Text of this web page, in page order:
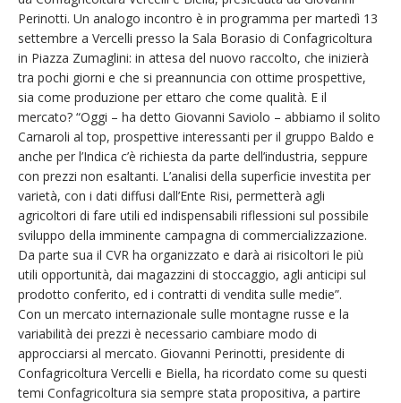
Perinotti. Un analogo incontro è in programma per martedì 13
settembre a Vercelli presso la Sala Borasio di Confagricoltura
in Piazza Zumaglini: in attesa del nuovo raccolto, che inizierà
tra pochi giorni e che si preannuncia con ottime prospettive,
sia come produzione per ettaro che come qualità. E il
mercato? “Oggi – ha detto Giovanni Saviolo – abbiamo il solito
Carnaroli al top, prospettive interessanti per il gruppo Baldo e
anche per l’Indica c’è richiesta da parte dell’industria, seppure
con prezzi non esaltanti. L’analisi della superficie investita per
varietà, con i dati diffusi dall’Ente Risi, permetterà agli
agricoltori di fare utili ed indispensabili riflessioni sul possibile
sviluppo della imminente campagna di commercializzazione.
Da parte sua il CVR ha organizzato e darà ai risicoltori le più
utili opportunità, dai magazzini di stoccaggio, agli anticipi sul
prodotto conferito, ed i contratti di vendita sulle medie”.
Con un mercato internazionale sulle montagne russe e la
variabilità dei prezzi è necessario cambiare modo di
approcciarsi al mercato. Giovanni Perinotti, presidente di
Confagricoltura Vercelli e Biella, ha ricordato come su questi
temi Confagricoltura sia sempre stata propositiva, a partire